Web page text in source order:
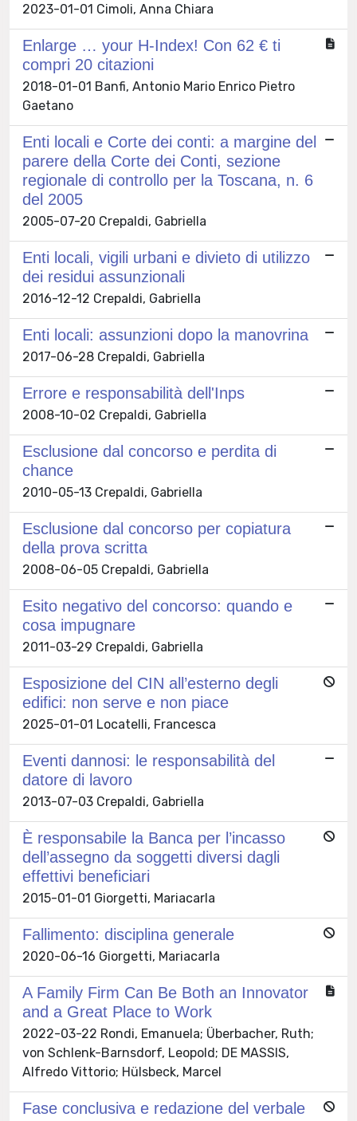
2023-01-01 Cimoli, Anna Chiara
Enlarge … your H-Index! Con 62 € ti
compri 20 citazioni
2018-01-01 Banfi, Antonio Mario Enrico Pietro
Gaetano
Enti locali e Corte dei conti: a margine del
parere della Corte dei Conti, sezione
regionale di controllo per la Toscana, n. 6
del 2005
2005-07-20 Crepaldi, Gabriella
Enti locali, vigili urbani e divieto di utilizzo
dei residui assunzionali
2016-12-12 Crepaldi, Gabriella
Enti locali: assunzioni dopo la manovrina
2017-06-28 Crepaldi, Gabriella
Errore e responsabilità dell'Inps
2008-10-02 Crepaldi, Gabriella
Esclusione dal concorso e perdita di
chance
2010-05-13 Crepaldi, Gabriella
Esclusione dal concorso per copiatura
della prova scritta
2008-06-05 Crepaldi, Gabriella
Esito negativo del concorso: quando e
cosa impugnare
2011-03-29 Crepaldi, Gabriella
Esposizione del CIN all’esterno degli
edifici: non serve e non piace
2025-01-01 Locatelli, Francesca
Eventi dannosi: le responsabilità del
datore di lavoro
2013-07-03 Crepaldi, Gabriella
È responsabile la Banca per l’incasso
dell’assegno da soggetti diversi dagli
effettivi beneficiari
2015-01-01 Giorgetti, Mariacarla
Fallimento: disciplina generale
2020-06-16 Giorgetti, Mariacarla
A Family Firm Can Be Both an Innovator
and a Great Place to Work
2022-03-22 Rondi, Emanuela; Überbacher, Ruth;
von Schlenk-Barnsdorf, Leopold; DE MASSIS,
Alfredo Vittorio; Hülsbeck, Marcel
Fase conclusiva e redazione del verbale